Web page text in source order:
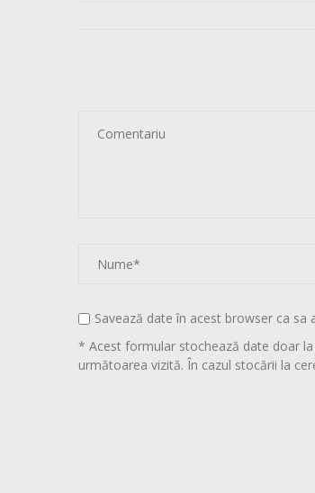
Savează date în acest browser ca
* Acest formular stochează date doar
următoarea vizită. În cazul stocării la